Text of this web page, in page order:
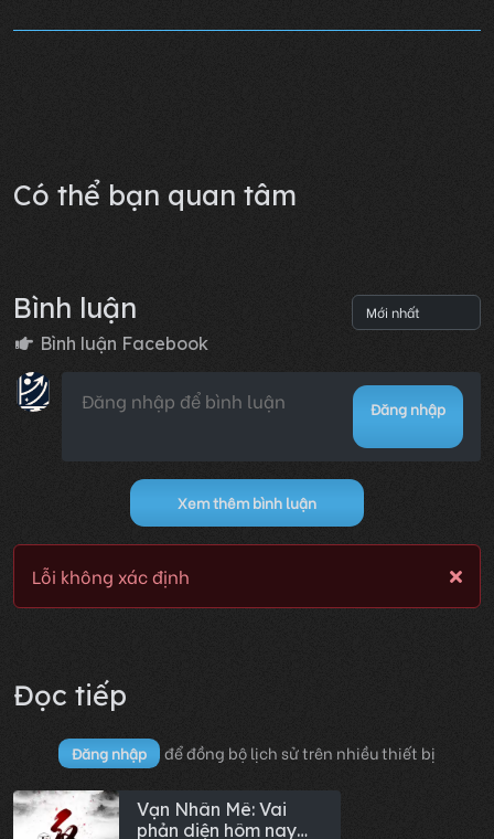
Có thể bạn quan tâm
Bình luận
Bình luận Facebook
Đăng nhập
Xem thêm bình luận
Lỗi không xác định
Đọc tiếp
Đăng nhập để đồng bộ lịch sử trên nhiều thiết bị
Vạn Nhân Mê: Vai
phản diện hôm nay